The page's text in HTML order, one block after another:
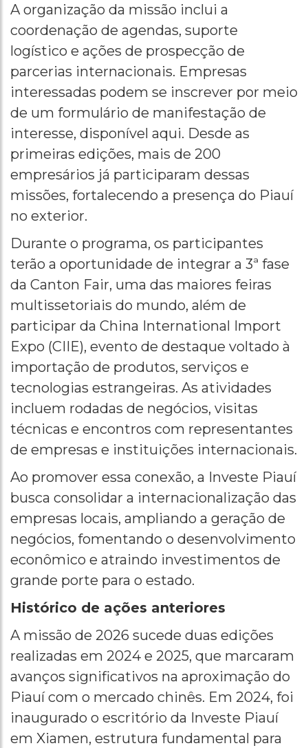
A organização da missão inclui a
coordenação de agendas, suporte
logístico e ações de prospecção de
parcerias internacionais. Empresas
interessadas podem se inscrever por meio
de um formulário de manifestação de
interesse, disponível aqui. Desde as
primeiras edições, mais de 200
empresários já participaram dessas
missões, fortalecendo a presença do Piauí
no exterior.
Durante o programa, os participantes
terão a oportunidade de integrar a 3ª fase
da Canton Fair, uma das maiores feiras
multissetoriais do mundo, além de
participar da China International Import
Expo (CIIE), evento de destaque voltado à
importação de produtos, serviços e
tecnologias estrangeiras. As atividades
incluem rodadas de negócios, visitas
técnicas e encontros com representantes
de empresas e instituições internacionais.
Ao promover essa conexão, a Investe Piauí
busca consolidar a internacionalização das
empresas locais, ampliando a geração de
negócios, fomentando o desenvolvimento
econômico e atraindo investimentos de
grande porte para o estado.
Histórico de ações anteriores
A missão de 2026 sucede duas edições
realizadas em 2024 e 2025, que marcaram
avanços significativos na aproximação do
Piauí com o mercado chinês. Em 2024, foi
inaugurado o escritório da Investe Piauí
em Xiamen, estrutura fundamental para